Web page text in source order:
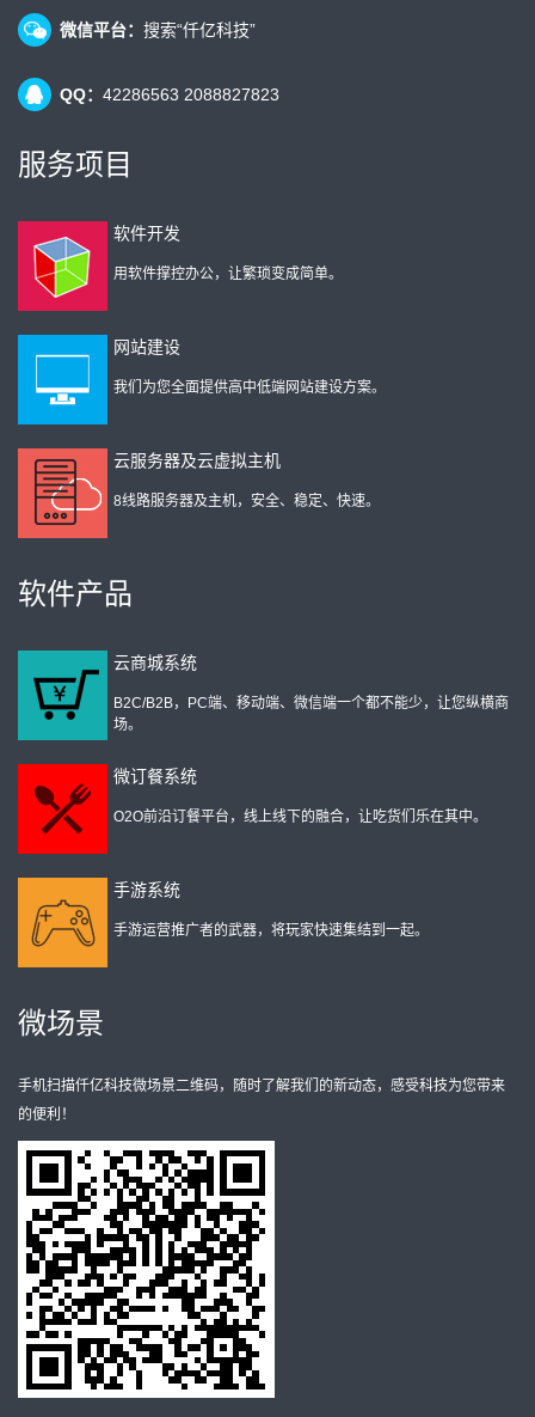
微信平台： 搜索“仟亿科技”
QQ： 42286563 2088827823
服务项目
软件开发
用软件撑控办公，让繁琐变成简单。
网站建设
我们为您全面提供高中低端网站建设方案。
云服务器及云虚拟主机
8线路服务器及主机，安全、稳定、快速。
软件产品
云商城系统
B2C/B2B，PC端、移动端、微信端一个都不能少，让您纵横商
场。
微订餐系统
O2O前沿订餐平台，线上线下的融合，让吃货们乐在其中。
手游系统
手游运营推广者的武器，将玩家快速集结到一起。
微场景
手机扫描仟亿科技微场景二维码，随时了解我们的新动态，感受科技为您带来
的便利！